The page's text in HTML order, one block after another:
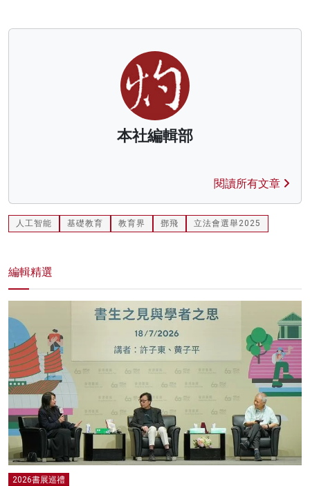
本社編輯部
閱讀所有文章
人工智能 基礎教育 教育界 鄧飛 立法會選舉2025
編輯精選
2026書展巡禮